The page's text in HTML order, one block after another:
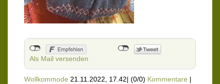
Als Mail versenden
Wollkommode 21.11.2022, 17.42| (0/0) Kommentare |